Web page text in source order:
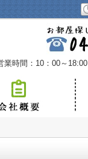
業時間：10：00～18:00